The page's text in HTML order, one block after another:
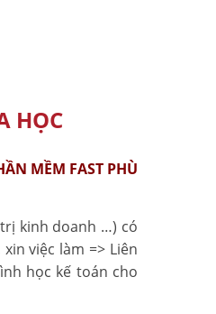
HỌC
MỀM FAST PHÙ
kinh doanh …) có
việc làm => Liên
học kế toán cho